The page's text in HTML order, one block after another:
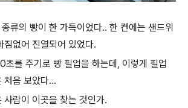
류의 빵이 한 가득이었다.. 한 켠에는 샌드위
짐없어 진열되어 있었다.
를 주기로 빵 필업을 하는데, 이렇게 필업
처음 보았다...
사람이 이곳을 찾는 것인가.